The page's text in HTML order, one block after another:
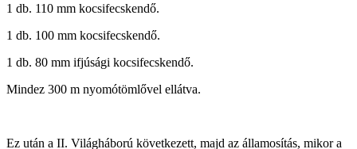
1 db. 110 mm kocsifecskendő.
1 db. 100 mm kocsifecskendő.
1 db. 80 mm ifjúsági kocsifecskendő.
Mindez 300 m nyomótömlővel ellátva.
Ez után a II. Világháború következett, majd az államosítás, mikor a